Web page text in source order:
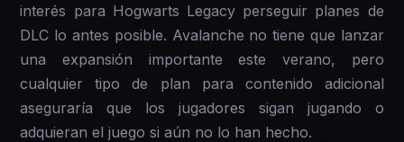
interés para Hogwarts Legacy perseguir planes de
DLC lo antes posible. Avalanche no tiene que lanzar
una expansión importante este verano, pero
cualquier tipo de plan para contenido adicional
aseguraría que los jugadores sigan jugando o
adquieran el juego si aún no lo han hecho.